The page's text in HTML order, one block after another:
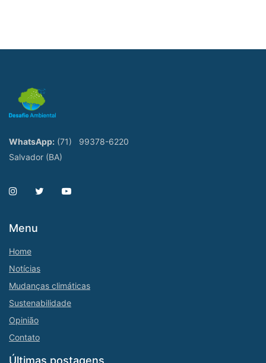
WhatsApp: (71)
99378-6220
Salvador (BA)
Menu
Home
Notícias
Mudanças climáticas
Sustenabilidade
Opinião
Contato
Últimas postagens